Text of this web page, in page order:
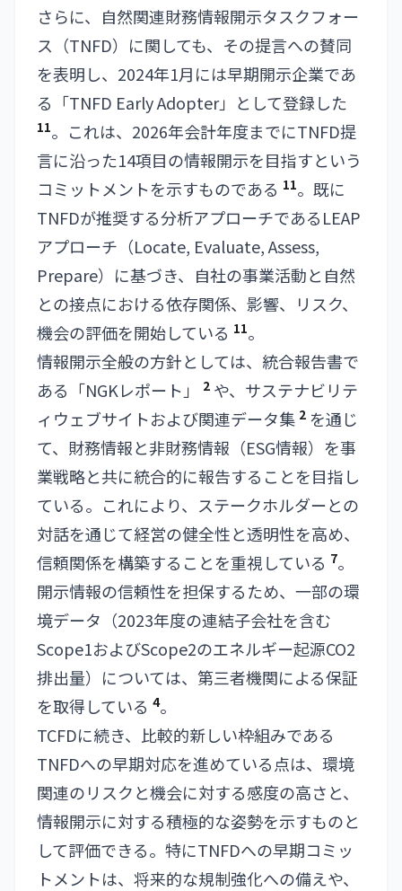
さらに、自然関連財務情報開示タスクフォー
ス（TNFD）に関しても、その提言への賛同
を表明し、2024年1月には早期開示企業であ
る「TNFD Early Adopter」として登録した
11。これは、2026年会計年度までにTNFD提
言に沿った14項目の情報開示を目指すという
コミットメントを示すものである 11。既に
TNFDが推奨する分析アプローチであるLEAP
アプローチ（Locate, Evaluate, Assess,
Prepare）に基づき、自社の事業活動と自然
との接点における依存関係、影響、リスク、
機会の評価を開始している 11。
情報開示全般の方針としては、統合報告書で
ある「NGKレポート」
2 や、サステナビリテ
ィウェブサイトおよび関連データ集 2 を通じ
て、財務情報と非財務情報（ESG情報）を事
業戦略と共に統合的に報告することを目指し
ている。これにより、ステークホルダーとの
対話を通じて経営の健全性と透明性を高め、
信頼関係を構築することを重視している 7。
開示情報の信頼性を担保するため、一部の環
境データ（2023年度の連結子会社を含む
Scope1およびScope2のエネルギー起源CO2
排出量）については、第三者機関による保証
を取得している 4。
TCFDに続き、比較的新しい枠組みである
TNFDへの早期対応を進めている点は、環境
関連のリスクと機会に対する感度の高さと、
情報開示に対する積極的な姿勢を示すものと
して評価できる。特にTNFDへの早期コミッ
トメントは、将来的な規制強化への備えや、